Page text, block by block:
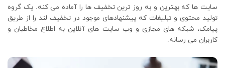
سایت ها که بهترین و به روز ترین تخفیف ها را آماده می کنه. یک گروه
تولید محتوی و تبلیغات که پیشنهادهای موجود در تخفیف لند را از طریق
پیامک، شبکه های مجازی و وب‌ سایت های آنلاین به اطلاع مخاطبان و
کاربران می رسانه.